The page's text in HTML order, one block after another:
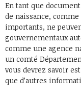
En tant que
de naissance,
importants, ne
gouvernementaux
comme une agence
un comté
vous devrez savoir
que d’autres